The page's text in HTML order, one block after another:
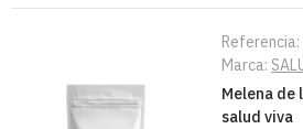
Referencia:
Marca:
Melena de
salud viva